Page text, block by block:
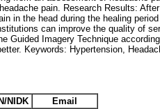
pain. Research Results:
in the head during the healing
can improve the quality of
Guided Imagery Technique
Keywords: Hypertension,
NIDK
Email